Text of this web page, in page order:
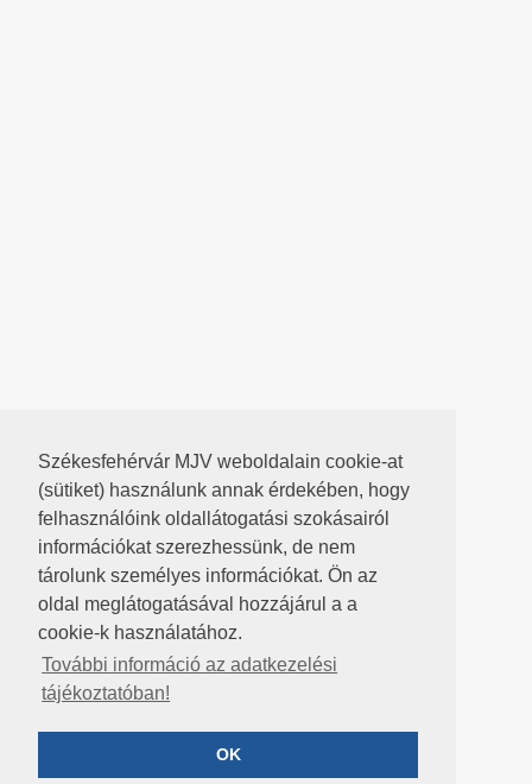
Székesfehérvár MJV weboldalain cookie-at
(sütiket) használunk annak érdekében, hogy
felhasználóink oldallátogatási szokásairól
információkat szerezhessünk, de nem
tárolunk személyes információkat. Ön az
oldal meglátogatásával hozzájárul a a
cookie-k használatához.
További információ az adatkezelési
tájékoztatóban!
OK